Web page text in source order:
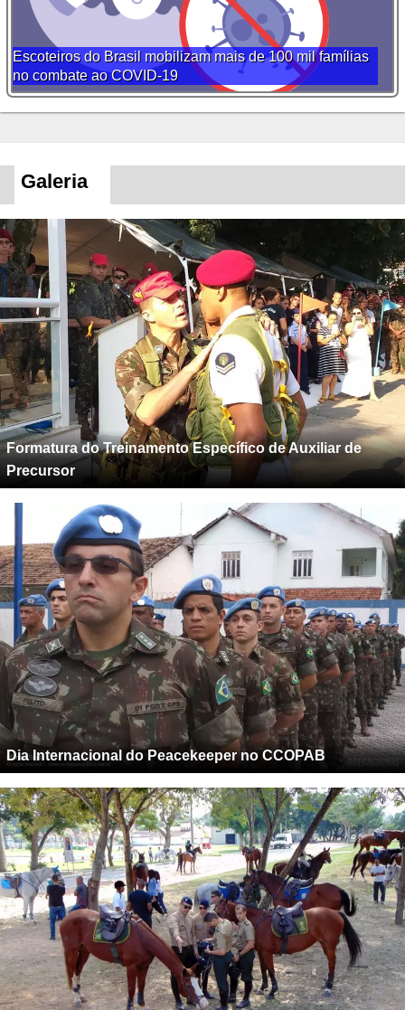
Escoteiros do Brasil mobilizam mais de 100 mil famílias
no combate ao COVID-19
Galeria
Formatura do Treinamento Específico de Auxiliar de
Precursor
Dia Internacional do Peacekeeper no CCOPAB